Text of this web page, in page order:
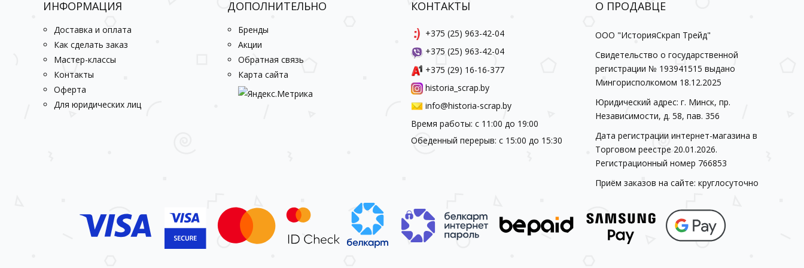
ИНФОРМАЦИЯ
Доставка и оплата
Как сделать заказ
Мастер-классы
Контакты
Оферта
Для юридических лиц
ДОПОЛНИТЕЛЬНО
Бренды
Акции
Обратная связь
Карта сайта
КОНТАКТЫ
+375 (25) 963-42-04
+375 (25) 963-42-04
+375 (29) 16-16-377
historia_scrap.by
info@historia-scrap.by
Время работы: с 11:00 до 19:00
Обеденный перерыв: с 15:00 до 15:30
О ПРОДАВЦЕ
ООО "ИсторияСкрап Трейд"
Свидетельство о государственной
регистрации № 193941515 выдано
Мингорисполкомом 18.12.2025
Юридический адрес: г. Минск, пр.
Независимости, д. 58, пав. 356
Дата регистрации интернет-магазина в
Торговом реестре 20.01.2026.
Регистрационный номер 766853
Приём заказов на сайте: круглосуточно